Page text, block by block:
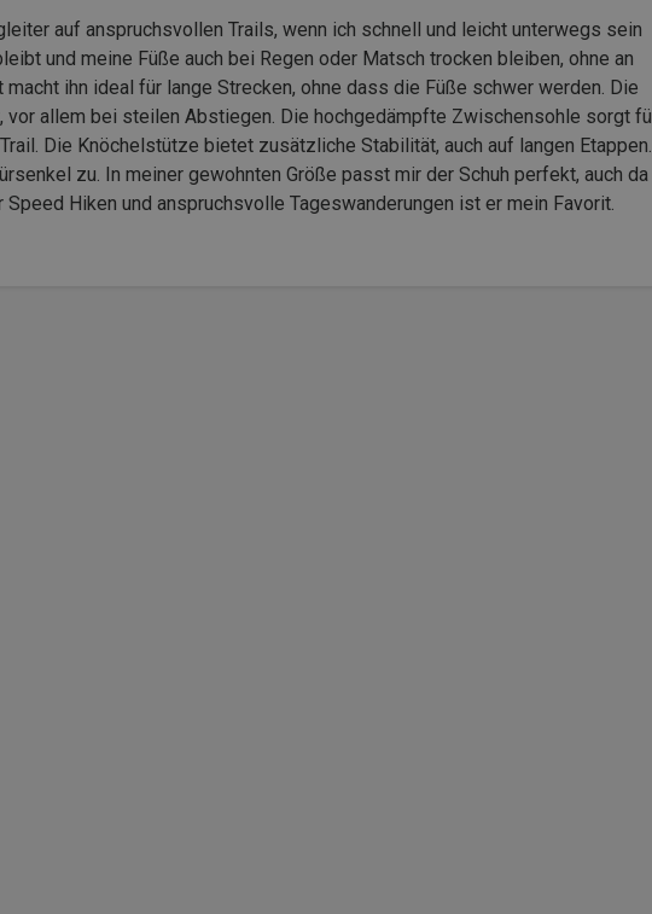
auf anspruchsvollen Trails, wenn ich schnell und leicht unterwegs sein
und meine Füße auch bei Regen oder Matsch trocken bleiben, ohne an
ihn ideal für lange Strecken, ohne dass die Füße schwer werden. Die
vor allem bei steilen Abstiegen. Die hochgedämpfte Zwischensohle sorgt
Die Knöchelstütze bietet zusätzliche Stabilität, auch auf langen Etappen.
zu. In meiner gewohnten Größe passt mir der Schuh perfekt, auch da
Hiken und anspruchsvolle Tageswanderungen ist er mein Favorit.